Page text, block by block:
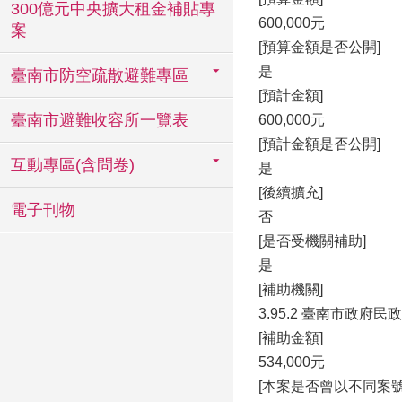
300億元中央擴大租金補貼專
案
臺南市防空疏散避難專區
臺南市避難收容所一覽表
互動專區(含問卷)
電子刊物
600,000元
[預算金額是否公開]
是
[預計金額]
600,000元
[預計金額是否公開]
是
[後續擴充]
否
[是否受機關補助]
是
[補助機關]
3.95.2 臺南市政府民
[補助金額]
534,000元
[本案是否曾以不同案